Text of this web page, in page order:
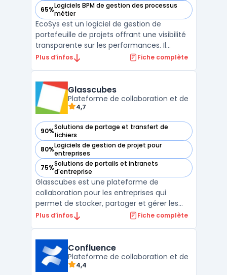
65%Logiciels BPM de gestion des processus
métier
— voir EcoSys dans cette catégorie
EcoSys est un logiciel de gestion de
portefeuille de projets offrant une visibilité
transparente sur les performances. Il
facilite la planification, l'estimation des
EcoSys, les organisations peuvent améliorer
l ...
Plus d’infos Fiche complète
Glasscubes
Plateforme de collaboration et de
4,7
90%Solutions de partage et transfert de
fichiers
— voir Glasscubes dans cette catégorie
80%Logiciels de gestion de projet pour
entreprises
— voir Glasscubes dans cette catégorie
75%Solutions de portails et intranets
d'entreprise
— voir Glasscubes dans cette catégorie
Glasscubes est une plateforme de
collaboration pour les entreprises qui
permet de stocker, partager et gérer les
documents en toute sécurité. Elle propose
projets, de tâches et de calendriers
partagés pour faciliter la com ...
Plus d’infos Fiche complète
Confluence
Plateforme de collaboration et de
4,4